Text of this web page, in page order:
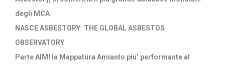
degli MCA
NASCE ASBESTORY: THE GLOBAL ASBESTOS
OBSERVATORY
Parte AIMI la Mappatura Amianto piu’ performante al